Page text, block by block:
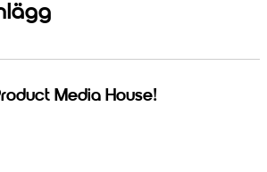
Media House!